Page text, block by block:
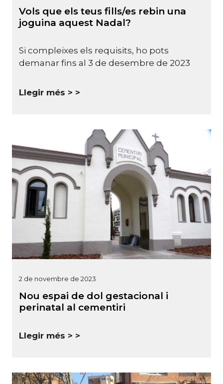
Vols que els teus fills/es rebin una
joguina aquest Nadal?
Si compleixes els requisits, ho pots
demanar fins al 3 de desembre de 2023
Llegir més >
2 de novembre de 2023
Nou espai de dol gestacional i
perinatal al cementiri
Llegir més >